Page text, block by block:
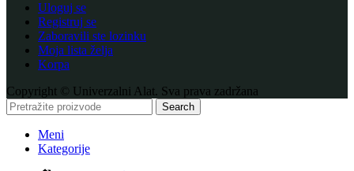
Uloguj se
Registruj se
Zaboravili ste lozinku
Moja lista želja
Korpa
Copyright © Univerzalni Alat. Sva prava zadržana
Search
Meni
Kategorije